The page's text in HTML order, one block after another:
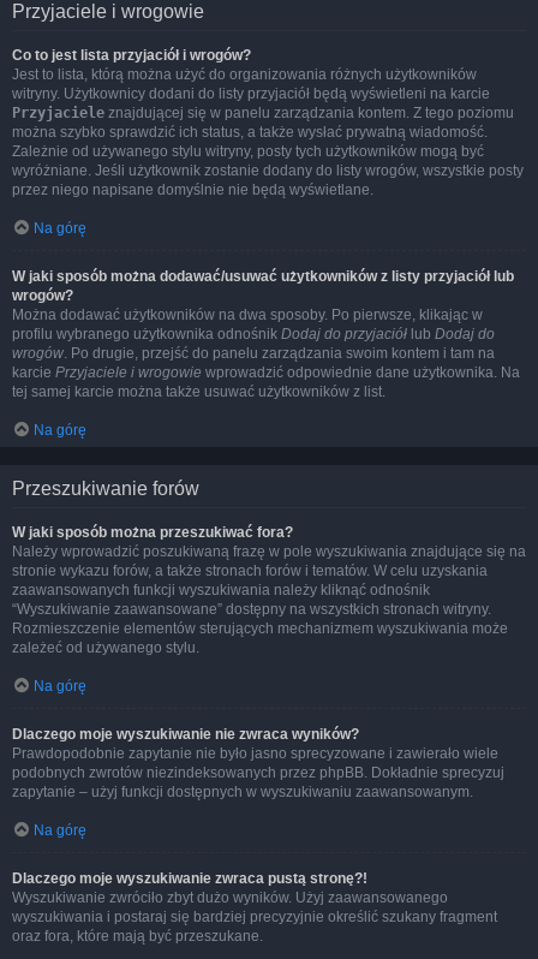
Przyjaciele i wrogowie
Co to jest lista przyjaciół i wrogów?
Jest to lista, którą można użyć do organizowania różnych użytkowników
witryny. Użytkownicy dodani do listy przyjaciół będą wyświetleni na karcie
Przyjaciele znajdującej się w panelu zarządzania kontem. Z tego poziomu
można szybko sprawdzić ich status, a także wysłać prywatną wiadomość.
Zależnie od używanego stylu witryny, posty tych użytkowników mogą być
wyróżniane. Jeśli użytkownik zostanie dodany do listy wrogów, wszystkie posty
przez niego napisane domyślnie nie będą wyświetlane.
Na górę
W jaki sposób można dodawać/usuwać użytkowników z listy przyjaciół lub
wrogów?
Można dodawać użytkowników na dwa sposoby. Po pierwsze, klikając w
profilu wybranego użytkownika odnośnik Dodaj do przyjaciół lub Dodaj do
wrogów. Po drugie, przejść do panelu zarządzania swoim kontem i tam na
karcie Przyjaciele i wrogowie wprowadzić odpowiednie dane użytkownika. Na
tej samej karcie można także usuwać użytkowników z list.
Na górę
Przeszukiwanie forów
W jaki sposób można przeszukiwać fora?
Należy wprowadzić poszukiwaną frazę w pole wyszukiwania znajdujące się na
stronie wykazu forów, a także stronach forów i tematów. W celu uzyskania
zaawansowanych funkcji wyszukiwania należy kliknąć odnośnik
“Wyszukiwanie zaawansowane” dostępny na wszystkich stronach witryny.
Rozmieszczenie elementów sterujących mechanizmem wyszukiwania może
zależeć od używanego stylu.
Na górę
Dlaczego moje wyszukiwanie nie zwraca wyników?
Prawdopodobnie zapytanie nie było jasno sprecyzowane i zawierało wiele
podobnych zwrotów niezindeksowanych przez phpBB. Dokładnie sprecyzuj
zapytanie – użyj funkcji dostępnych w wyszukiwaniu zaawansowanym.
Na górę
Dlaczego moje wyszukiwanie zwraca pustą stronę?!
Wyszukiwanie zwróciło zbyt dużo wyników. Użyj zaawansowanego
wyszukiwania i postaraj się bardziej precyzyjnie określić szukany fragment
oraz fora, które mają być przeszukane.